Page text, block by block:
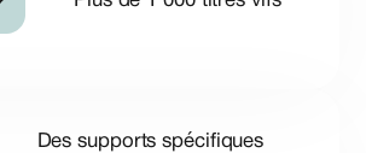
Des supports spécifiques